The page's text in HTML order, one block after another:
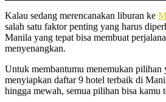
Kalau sedang merencanakan liburan ke
salah satu faktor penting yang harus
Manila yang tepat bisa membuat
menyenangkan.
Untuk membantumu menemukan pilihan
menyiapkan daftar 9 hotel terbaik di
hingga mewah, semua pilihan bisa kamu